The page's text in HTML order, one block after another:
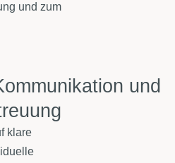
und zum
und
klare